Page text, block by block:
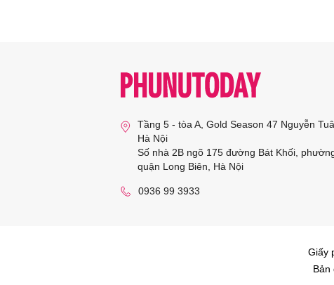
Tầng 5 - tòa A, Gold Season 47 Nguyễn
Hà Nội
Số nhà 2B ngõ 175 đường Bát Khối,
quận Long Biên, Hà Nội
0936 99 3933
Giấy
Bản